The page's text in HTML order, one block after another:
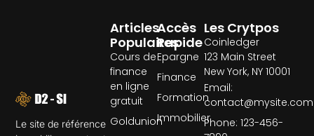
Le site de référence
Accès
Rapide
Epargne
Finance
Formation
Immobilier
Articles
Populaires
Cours de
finance
en ligne
gratuit
Goldunion
Les Crytpos
Coinledger
123 Main Street
New York, NY 10001
Email:
contact@mysite.com
Phone: 123-456-